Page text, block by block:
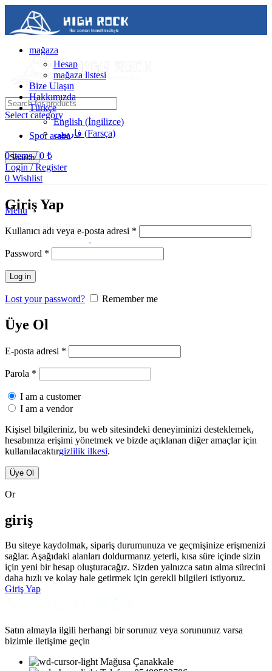
Select category
Spor araba
Search
bize Ulaşın
05488502786
Menu
mağaza
Hesap
mağaza listesi
Bize Ulaşın
Hakkımızda
Türkçe
English (İngilizce)
فارسی (Farsça)
0items / 0 ₺
Login / Register
0 Wishlist
Giriş Yap
Kullanıcı adı veya e-posta adresi *
Password *
Log in
Lost your password? Remember me
Üye Ol
E-posta adresi *
Parola *
I am a customer
I am a vendor
Kişisel bilgileriniz, bu web sitesindeki deneyiminizi desteklemek,
hesabınıza erişimi yönetmek ve bizde açıklanan diğer amaçlar için
kullanılacaktırgizlilik ilkesi.
Üye Ol
Or
giriş
Bu siteye kaydolmak, sipariş durumunuza ve geçmişinize erişmenizi
sağlar. Aşağıdaki alanları doldurmanız yeterli, kısa süre içinde sizin
için yeni bir hesap oluşturacağız. Sizden yalnızca satın alma sürecini
daha hızlı ve kolay hale getirmek için gerekli bilgileri istiyoruz.
Giriş Yap
Satın almayla ilgili herhangi bir sorunuz veya sorununuz varsa
bizimle iletişime geçin
Mağusa Çanakkale